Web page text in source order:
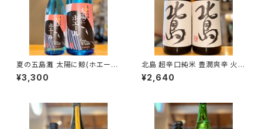
夏の五島灘 太陽に鯨(ホエー
ル) 1800ml１本（五島灘酒造・
長崎県南松浦郡新上五島町）
¥3,300
北島 超辛口純米 豊潤爽辛 火入
1800ml１本（北島酒造・滋賀県
湖南市針）
¥2,640